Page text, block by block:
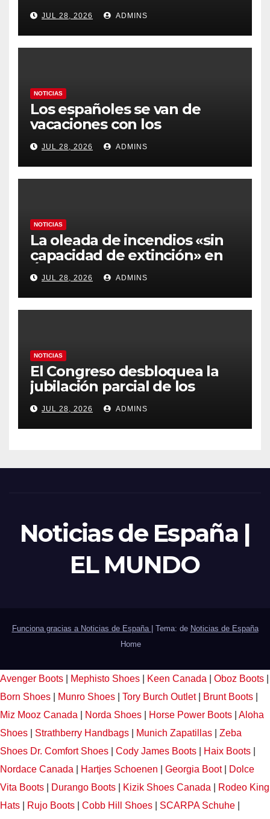
Latinoamérica como socio
prioritario en su agenda de
gobierno
JUL 28, 2026 ADMINS
NOTICIAS
Los españoles se van de
vacaciones con los
carburantes hasta un 21%
más caros que el año pasado
y los hoteles disparados
JUL 28, 2026 ADMINS
NOTICIAS
La oleada de incendios «sin
capacidad de extinción» en
Ávila y al oeste de Madrid
obliga a declarar la
emergencia nacional
JUL 28, 2026 ADMINS
NOTICIAS
El Congreso desbloquea la
jubilación parcial de los
trabajadores laborales del
sector público
JUL 28, 2026 ADMINS
Noticias de España |
EL MUNDO
Funciona gracias a Noticias de España Tema: de Noticias de España
Home
Avenger Boots Mephisto Shoes Keen Canada Oboz Boots
Born Shoes
Munro Shoes Tory Burch Outlet Brunt Boots
Miz Mooz Canada
Norda Shoes Horse Power Boots
Aloha
Shoes
Strathberry Handbags Munich Zapatillas
Zeba
Shoes Dr. Comfort Shoes Cody James Boots Haix Boots
Nordace Canada
Hartjes Schoenen Georgia Boot|
Dolce
Vita Boots
Durango Boots Kizik Shoes Canada
Rodeo King
Hats
Rujo Boots Cobb Hill Shoes SCARPA Schuhe